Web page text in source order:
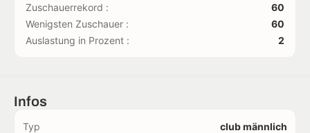
Zuschauerrekord :
60
Wenigsten Zuschauer :
60
Auslastung in Prozent :
2
Infos
Typ club männlich